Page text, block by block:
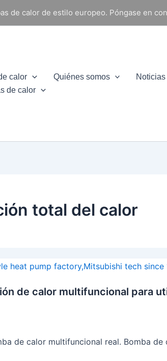
de calor de estilo europeo. Póngase en
calor Quiénes somos
de calor
total del calor
de calor multifuncional para
de calor multifuncional real. Bomba